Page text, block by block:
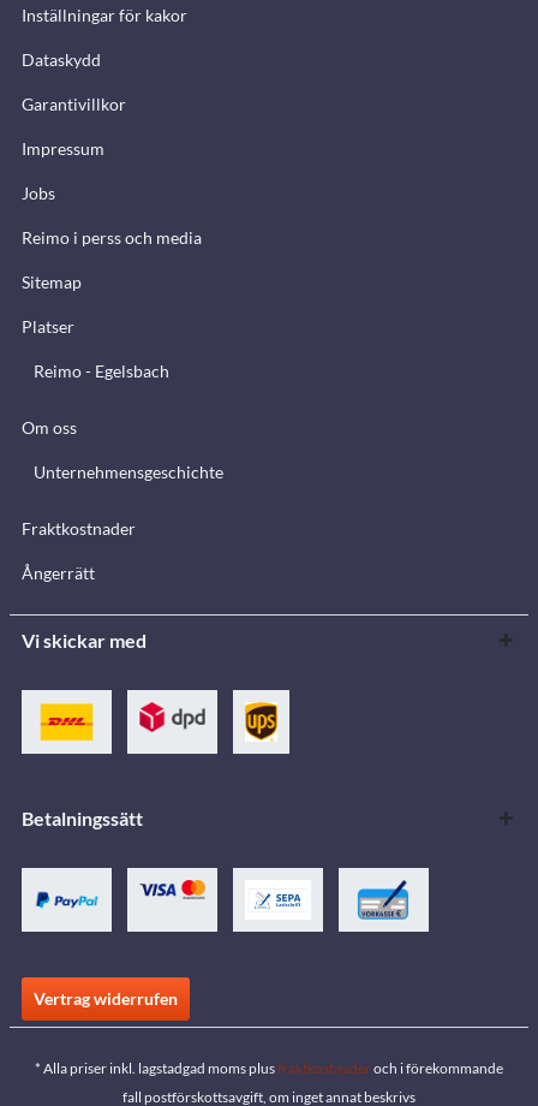
Inställningar för kakor
Dataskydd
Garantivillkor
Impressum
Jobs
Reimo i perss och media
Sitemap
Platser
Reimo - Egelsbach
Om oss
Unternehmensgeschichte
Fraktkostnader
Ångerrätt
Vi skickar med
Betalningssätt
Vertrag widerrufen
* Alla priser inkl. lagstadgad moms plusfraktkostnaderoch i förekommande
fall postförskottsavgift, om inget annat beskrivs